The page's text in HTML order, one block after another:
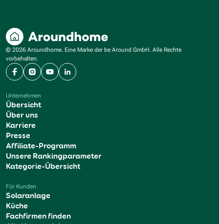
© 2026 Aroundhome. Eine Marke der be Around GmbH. Alle Rechte
vorbehalten.
FacebookInstagram
YouTubeLinkedIn
Unternehmen
Übersicht
Über uns
Karriere
Presse
Affiliate-Programm
Unsere Rankingparameter
Kategorie-Übersicht
Für Kunden
Solaranlage
Küche
Fachfirmen finden